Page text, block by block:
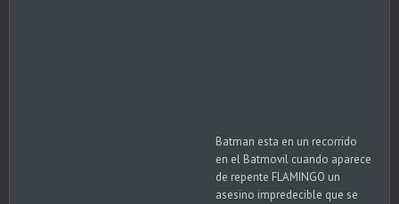
Batman esta en un recorrido
en el Batmovil cuando aparece
de repente FLAMINGO un
asesino impredecible que se